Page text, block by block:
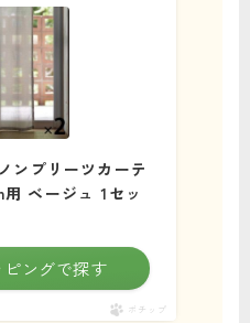
ンプリーツカーテ
ベージュ 1セッ
ングで探す
ポチップ